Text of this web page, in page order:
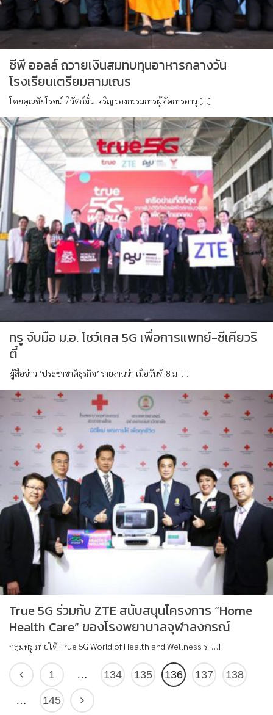
ซีพี ออลล์ ถวายเงินสมทบทุนอาหารกลางวัน
โรงเรียนเตรียมสามเณร
โดยคุณชัยโรจน์ ทิวัตถ์มั่นเจริญ รองกรรมการผู้จัดการอาวุ […]
ทรู จับมือ ม.อ. โชว์เคส 5G เพื่อการแพทย์-ซีเคียวริ
ตี้
ผู้สื่อข่าว ‘ประชาชาติธุรกิจ’ รายงานว่า เมื่อวันที่ 8 ม […]
True 5G ร่วมกับ ZTE สนับสนุนโครงการ “Home
Health Care” ของโรงพยาบาลจุฬาลงกรณ์
กลุ่มทรู ภายใต้ True 5G World of Health and Wellness ร่ […]
1 … 134 135 136 137 138
… 145